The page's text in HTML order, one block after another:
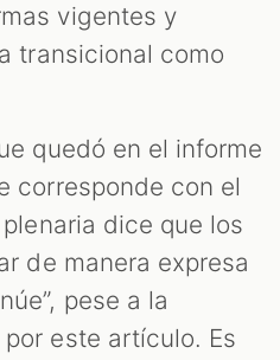
vigentes y
transicional como
quedó en el informe
corresponde con el
dice que los
de manera expresa
pese a la
este artículo. Es